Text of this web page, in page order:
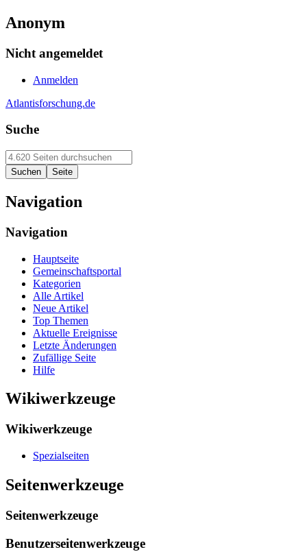
Anonym
Nicht angemeldet
Anmelden
Atlantisforschung.de
Suche
Navigation
Navigation
Hauptseite
Gemeinschaftsportal
Kategorien
Alle Artikel
Neue Artikel
Top Themen
Aktuelle Ereignisse
Letzte Änderungen
Zufällige Seite
Hilfe
Wikiwerkzeuge
Wikiwerkzeuge
Spezialseiten
Seitenwerkzeuge
Seitenwerkzeuge
Benutzerseitenwerkzeuge